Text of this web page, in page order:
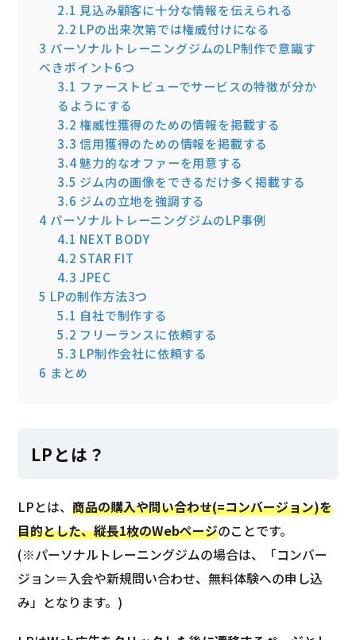
2.1 見込み顧客に十分な情報を伝えられる
2.2 LPの出来次第では権威付けになる
3 パーソナルトレーニングジムのLP制作で意識す
べきポイント6つ
3.1 ファーストビューでサービスの特徴が分か
るようにする
3.2 権威性獲得のための情報を掲載する
3.3 信用獲得のための情報を掲載する
3.4魅力的なオファーを用意する
3.5 ジム内の画像をできるだけ多く掲載する
3.6 ジムの立地を強調する
4 パーソナルトレーニングジムのLP事例
4.1 NEXT BODY
4.2 STAR FIT
4.3 JPEC
5 LPの制作方法3つ
5.1 自社で制作する
5.2 フリーランスに依頼する
5.3 LP制作会社に依頼する
6 まとめ
LPとは？
LPとは、商品の購入や問い合わせ(=コンバージョン)を
目的とした、縦長1枚のWebページのことです。
(※パーソナルトレーニングジムの場合は、「コンバー
ジョン＝入会や新規問い合わせ、無料体験への申し込
み」となります。)